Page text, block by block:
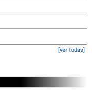
[ver todas]